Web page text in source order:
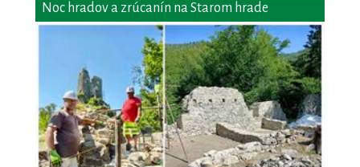
Noc hradov a zrúcanín na Starom hrade